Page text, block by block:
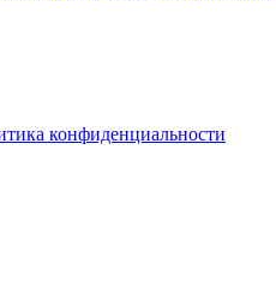
конфиденциальности